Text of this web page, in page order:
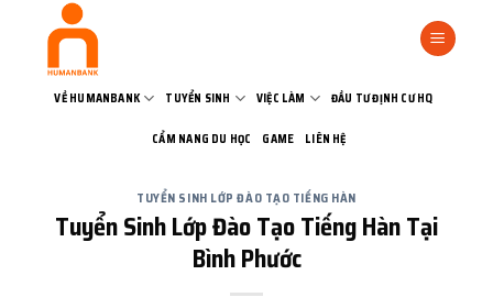
VỀ HUMANBANK TUYỂN SINH VIỆC LÀM ĐẦU TƯ ĐỊNH CƯ HQ
CẨM NANG DU HỌC GAME LIÊN HỆ
TUYỂN SINH LỚP ĐÀO TẠO TIẾNG HÀN
Tuyển Sinh Lớp Đào Tạo Tiếng Hàn Tại
Bình Phước